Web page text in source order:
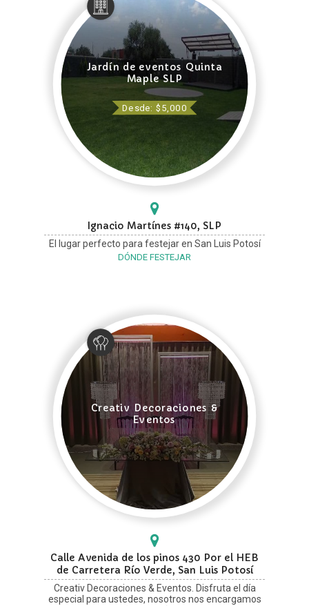
Jardín de eventos Quinta
Maple SLP
Desde: $5,000
Ignacio Martínes #140, SLP
El lugar perfecto para festejar en San Luis Potosí
DÓNDE FESTEJAR
Creativ Decoraciones &
Eventos
Calle Avenida de los pinos 430 Por el HEB
de Carretera Río Verde, San Luis Potosí
Creativ Decoraciones & Eventos. Disfruta el día
especial para ustedes, nosotros nos encargamos